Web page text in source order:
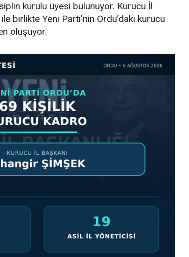
kurulu üyesi bulunuyor. Kurucu İl
birlikte Yeni Parti’nin Ordu’daki kurucu
oluşuyor.